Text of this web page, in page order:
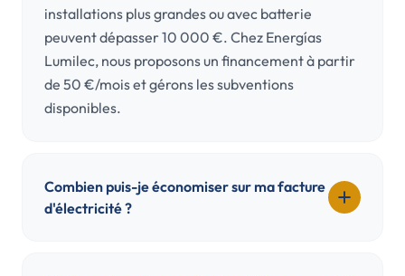
installations plus grandes ou avec batterie
peuvent dépasser 10 000 €. Chez Energías
Lumilec, nous proposons un financement à partir
de 50 €/mois et gérons les subventions
disponibles.
Combien puis-je économiser sur ma facture
d'électricité ?